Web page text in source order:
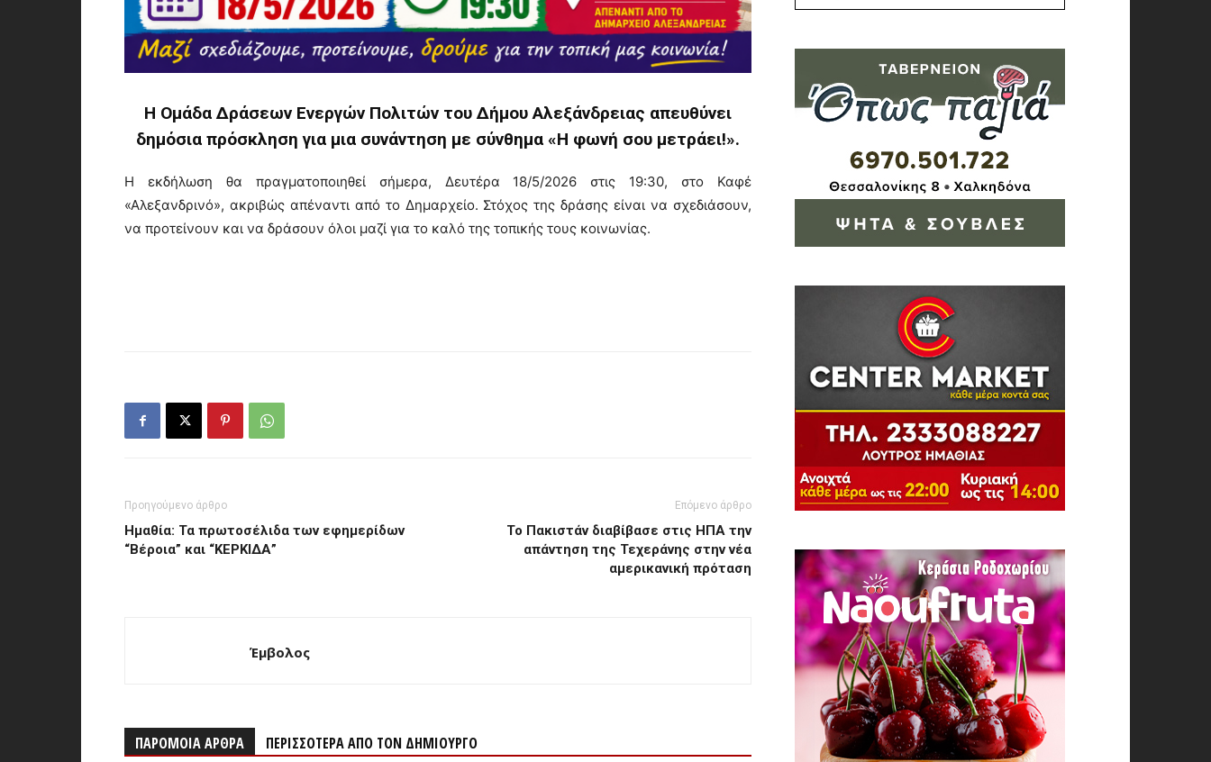
Η Ομάδα Δράσεων Ενεργών Πολιτών του Δήμου Αλεξάνδρειας απευθύνει
δημόσια πρόσκληση για μια συνάντηση με σύνθημα «Η φωνή σου μετράει!».
Η εκδήλωση θα πραγματοποιηθεί σήμερα, Δευτέρα 18/5/2026 στις 19:30, στο Καφέ
«Αλεξανδρινό», ακριβώς απέναντι από το Δημαρχείο. Στόχος της δράσης είναι να σχεδιάσουν,
να προτείνουν και να δράσουν όλοι μαζί για το καλό της τοπικής τους κοινωνίας.
Προηγούμενο άρθρο
Ημαθία: Τα πρωτοσέλιδα των εφημερίδων
“Βέροια” και “ΚΕΡΚΙΔΑ”
Επόμενο άρθρο
Το Πακιστάν διαβίβασε στις ΗΠΑ την
απάντηση της Τεχεράνης στην νέα
αμερικανική πρόταση
Έμβολος
ΠΑΡΟΜΟΙΑ ΑΡΘΡΑ ΠΕΡΙΣΣΟΤΕΡΑ ΑΠΟ ΤΟΝ ΔΗΜΙΟΥΡΓΟ